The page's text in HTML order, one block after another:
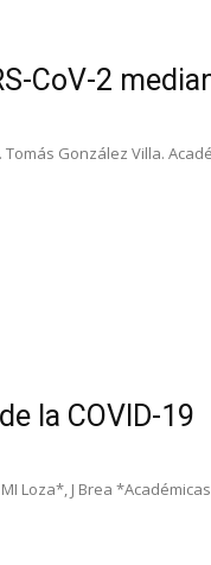
CoV-2
Tomás González Villa.
la COVID-19
Loza*, J Brea